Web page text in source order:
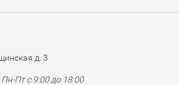
д. 3
Пн-Пт с 9:00 до 18:00